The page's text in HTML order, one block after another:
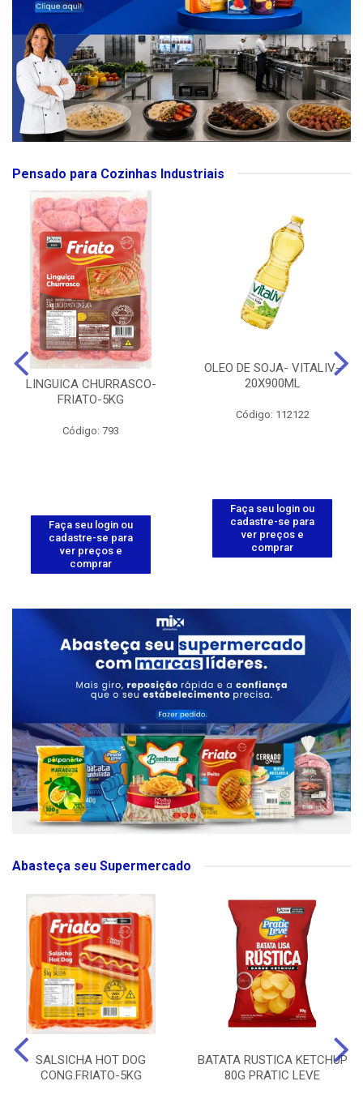
Pensado para Cozinhas Industriais
LINGUICA CHURRASCO-
FRIATO-5KG
Código: 793
Faça seu login ou
cadastre-se para
ver preços e
comprar
OLEO DE SOJA- VITALIV-
20X900ML
Código: 112122
Faça seu login ou
cadastre-se para
ver preços e
comprar
Abasteça seu Supermercado
SALSICHA HOT DOG
CONG.FRIATO-5KG
BATATA RUSTICA KETCHUP
80G PRATIC LEVE